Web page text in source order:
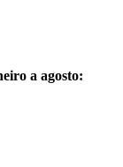
a agosto: